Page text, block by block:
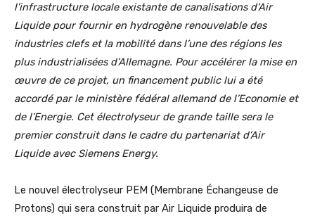
l’infrastructure locale existante de canalisations d’Air
Liquide pour fournir en hydrogène renouvelable des
industries clefs et la mobilité dans l’une des régions les
plus industrialisées d’Allemagne. Pour accélérer la mise en
œuvre de ce projet, un financement public lui a été
accordé par le ministère fédéral allemand de l’Economie et
de l’Energie. Cet électrolyseur de grande taille sera le
premier construit dans le cadre du partenariat d’Air
Liquide avec Siemens Energy.
Le nouvel électrolyseur PEM (Membrane Échangeuse de
Protons) qui sera construit par Air Liquide produira de